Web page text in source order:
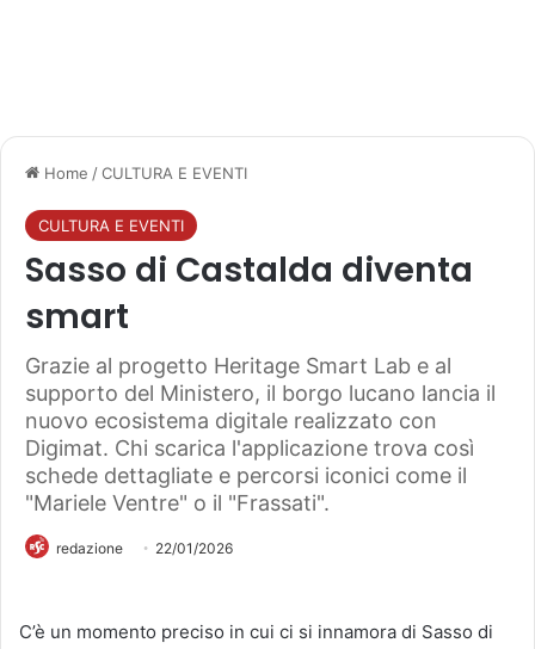
Home /CULTURA E EVENTI
CULTURA E EVENTI
Sasso di Castalda diventa
smart
Grazie al progetto Heritage Smart Lab e al
supporto del Ministero, il borgo lucano lancia il
nuovo ecosistema digitale realizzato con
Digimat. Chi scarica l'applicazione trova così
schede dettagliate e percorsi iconici come il
"Mariele Ventre" o il "Frassati".
redazione 22/01/2026
C’è un momento preciso in cui ci si innamora di Sasso di